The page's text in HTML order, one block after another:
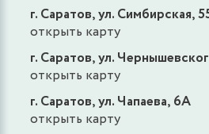
г. Саратов, ул. Симбирская,
открыть карту
г. Саратов, ул.
открыть карту
г. Саратов, ул. Чапаева, 6А
открыть карту